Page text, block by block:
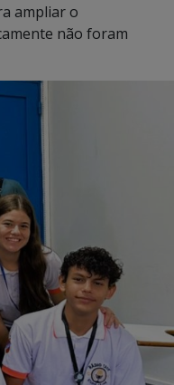
ampliar o
não foram